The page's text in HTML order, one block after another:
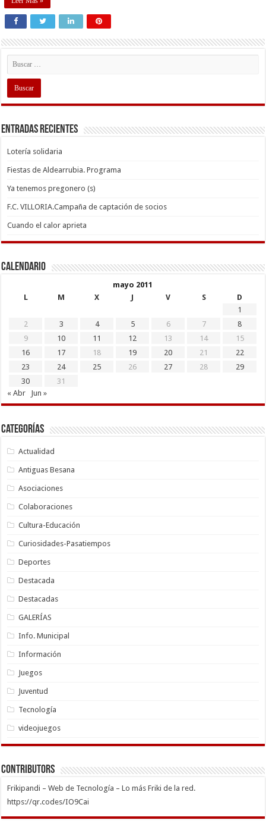
Entradas recientes
Lotería solidaria
Fiestas de Aldearrubia. Programa
Ya tenemos pregonero (s)
F.C. VILLORIA.Campaña de captación de socios
Cuando el calor aprieta
Calendario
mayo 2011
L
M X J V S
D
1
2
3 4 5 6 7
8
9
10 11 12 13 14
15
16
17 18 19 20 21
22
23
24 25 26 27 28
29
30
31
« Abr
Jun »
Categorías
Actualidad
Antiguas Besana
Asociaciones
Colaboraciones
Cultura-Educación
Curiosidades-Pasatiempos
Deportes
Destacada
Destacadas
GALERÍAS
Info. Municipal
Información
Juegos
Juventud
Tecnología
videojuegos
Contributors
Frikipandi – Web de Tecnología – Lo más Friki de la red.
https://qr.codes/IO9Cai